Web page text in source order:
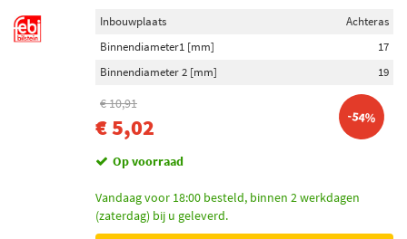
Inbouwplaats
Achteras
Binnendiameter1 [mm]
17
Binnendiameter 2 [mm]
19
€ 10,91
€ 5,02 -54%
Op voorraad
Vandaag voor 18:00 besteld, binnen 2 werkdagen
(zaterdag) bij u geleverd.